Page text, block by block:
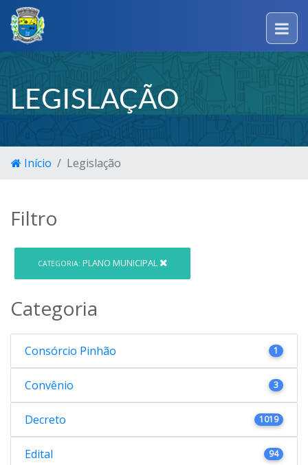
LEGISLAÇÃO
Início Legislação
Filtro
CATEGORIA: PLANO MUNICIPAL
Categoria
Consórcio Pinhão 1
Convênio 3
Decreto 1019
Edital 94